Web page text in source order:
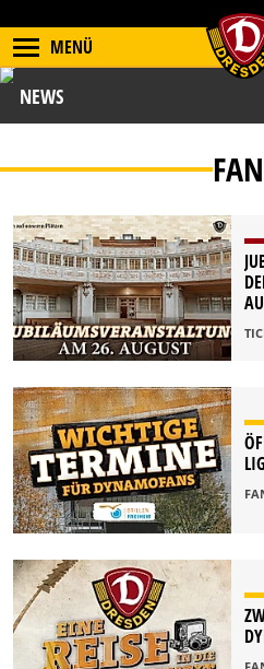
MENÜ
NEWS